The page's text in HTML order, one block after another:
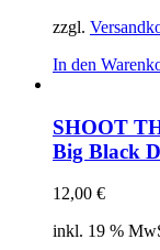
zzgl.
In den
SHOOT
Big Black
12,00 €
inkl. 19 %